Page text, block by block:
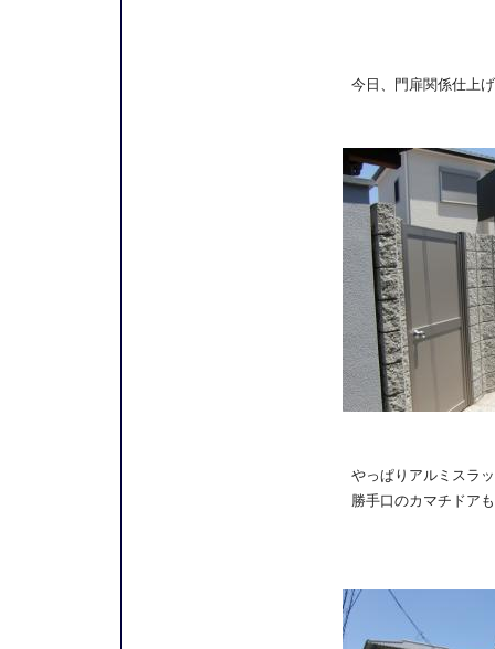
今日、門扉関係仕上
やっぱりアルミスラ
勝手口のカマチドア